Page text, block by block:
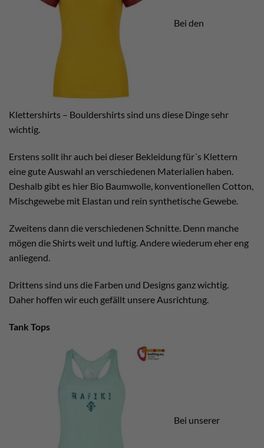
Bei den
Klettershirts – Bouldershirts sind uns diese Dinge sehr
wichtig.
Erstens sollt ihr auch bei dieser Bekleidung für´s Klettern
eine gute Auswahl an verschiedenen Materialien haben.
Deshalb gibt es hier Bio Baumwolle, konventionellen Cotton,
Mischgewebe mit Elastan und rein synthetische Gewebe.
Zweitens dann die verschiedenen Schnitte. Denn manche
mögen die Shirts weit und luftig. Andere wiederum eher eng
anliegend.
Drittens sind uns die Farben und Designs ganz wichtig.
Daher hoffen wir euch gefällt unsere Ausrichtung.
Tank Tops
Bei unserer